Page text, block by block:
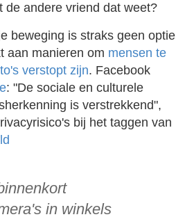
de andere vriend dat weet?
beweging is straks geen optie
aan manieren om mensen te
verstopt zijn. Facebook
: "De sociale en culturele
is verstrekkend",
bij het taggen van
in winkels